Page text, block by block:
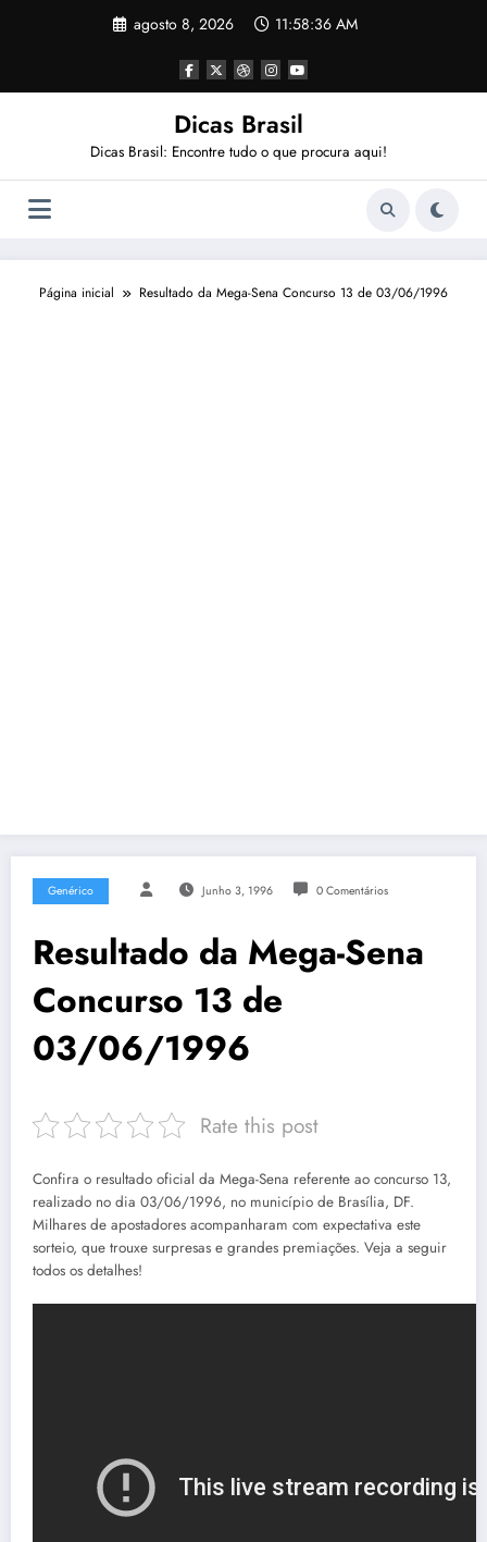
agosto 8, 2026 11:58:36 AM
Dicas Brasil
Dicas Brasil: Encontre tudo o que procura aqui!
Página inicial Resultado da Mega-Sena Concurso 13 de 03/06/1996
Genérico Junho 3, 1996 0 Comentários
Resultado da Mega-Sena
Concurso 13 de
03/06/1996
Rate this post
Confira o resultado oficial da Mega-Sena referente ao concurso 13,
realizado no dia 03/06/1996, no município de Brasília, DF.
Milhares de apostadores acompanharam com expectativa este
sorteio, que trouxe surpresas e grandes premiações. Veja a seguir
todos os detalhes!